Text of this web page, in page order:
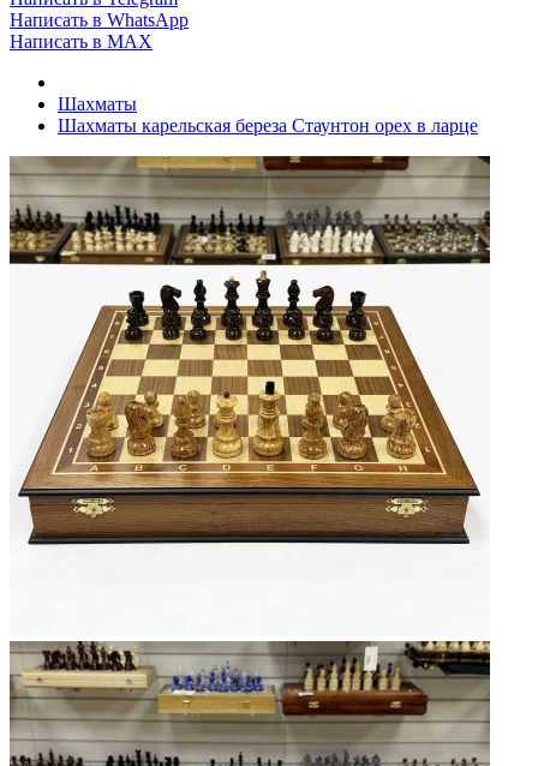
Написать в WhatsApp
Написать в MAX
Шахматы
Шахматы карельская береза Стаунтон орех в ларце